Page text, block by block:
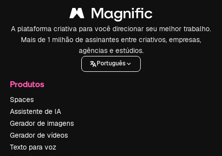
A plataforma criativa para você direcionar seu melhor trabalho.
Mais de 1 milhão de assinantes entre criativos, empresas,
agências e estúdios.
Português
Produtos
Spaces
Assistente de IA
Gerador de imagens
Gerador de vídeos
Texto para voz